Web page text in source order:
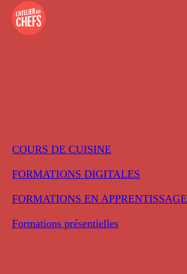
COURS DE CUISINE
FORMATIONS DIGITALES
FORMATIONS EN APPRENTISSAGE
Formations présentielles